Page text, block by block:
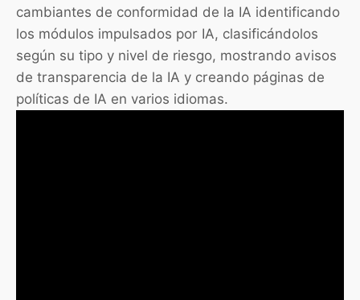
cambiantes de conformidad de la IA identificando
los módulos impulsados por IA, clasificándolos
según su tipo y nivel de riesgo, mostrando avisos
de transparencia de la IA y creando páginas de
políticas de IA en varios idiomas.